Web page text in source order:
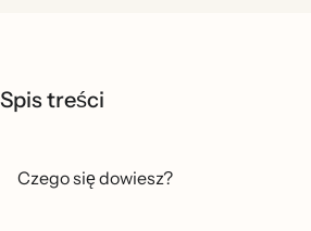
Spis treści
Czego się dowiesz?